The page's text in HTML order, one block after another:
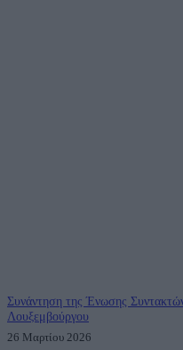
Συνάντηση της Ένωσης
Λουξεμβούργου
26 Μαρτίου 2026